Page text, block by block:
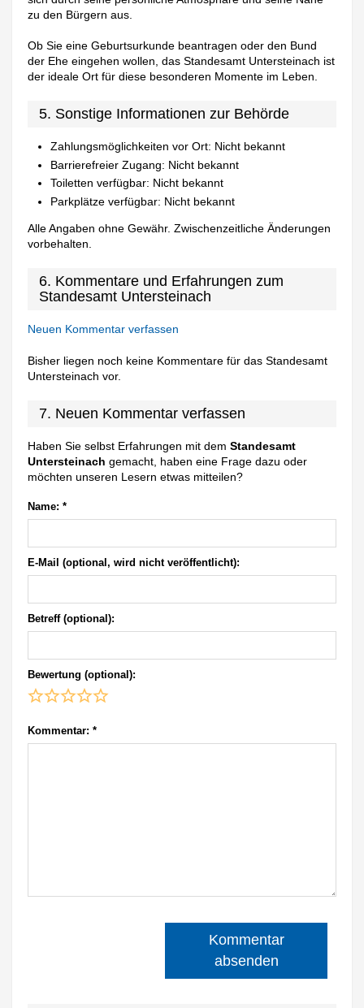
zu den Bürgern aus.
Ob Sie eine Geburtsurkunde beantragen oder den Bund
der Ehe eingehen wollen, das Standesamt Untersteinach ist
der ideale Ort für diese besonderen Momente im Leben.
5. Sonstige Informationen zur Behörde
Zahlungsmöglichkeiten vor Ort: Nicht bekannt
Barrierefreier Zugang: Nicht bekannt
Toiletten verfügbar: Nicht bekannt
Parkplätze verfügbar: Nicht bekannt
Alle Angaben ohne Gewähr. Zwischenzeitliche Änderungen
vorbehalten.
6. Kommentare und Erfahrungen zum
Standesamt Untersteinach
Neuen Kommentar verfassen
Bisher liegen noch keine Kommentare für das Standesamt
Untersteinach vor.
7. Neuen Kommentar verfassen
Haben Sie selbst Erfahrungen mit demStandesamt
Untersteinach gemacht, haben eine Frage dazu oder
möchten unseren Lesern etwas mitteilen?
Name: *
E-Mail (optional, wird nicht veröffentlicht):
Betreff (optional):
Bewertung (optional):
Kommentar: *
Kommentar
absenden